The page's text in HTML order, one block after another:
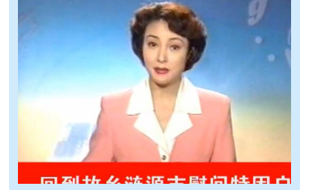
建信息
>>